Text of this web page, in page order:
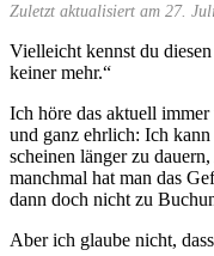
Zuletzt aktualisiert am 27.
Vielleicht kennst du
keiner mehr.“
Ich höre das aktuell
und ganz ehrlich: Ich
scheinen länger zu
manchmal hat man das
dann doch nicht zu
Aber ich glaube nicht,